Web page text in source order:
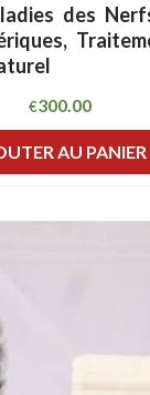
des
€300.00
AU PANIER